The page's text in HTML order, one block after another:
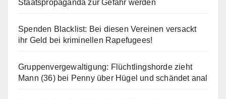
Staatspropaganda zur Gefahr werden
Spenden Blacklist: Bei diesen Vereinen versackt
ihr Geld bei kriminellen Rapefugees!
Gruppenvergewaltigung: Flüchtlingshorde zieht
Mann (36) bei Penny über Hügel und schändet anal